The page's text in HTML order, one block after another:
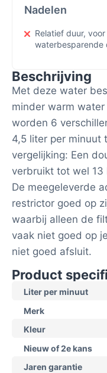
Nadelen
Relatief duur,
waterbesparende
Beschrijving
Met deze water
minder warm
worden 6
4,5 liter per minuut
vergelijking: Een
verbruikt tot wel
De meegeleverde
restrictor goed op
waarbij alleen de
vaak niet goed op
niet goed afsluit.
Product
Liter per minuut
Merk
Kleur
Nieuw of 2e kans
Jaren garantie